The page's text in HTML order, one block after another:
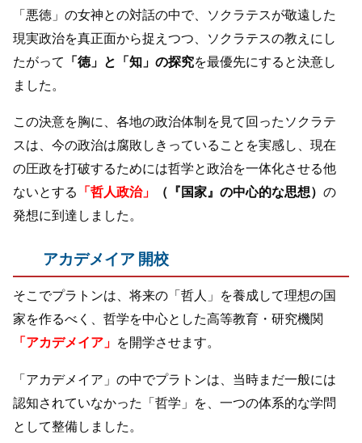
「悪徳」の女神との対話の中で、ソクラテスが敬遠した
現実政治を真正面から捉えつつ、ソクラテスの教えにし
たがって
「徳」と「知」の探究を最優先にすると決意し
ました。
この決意を胸に、各地の政治体制を見て回ったソクラテ
スは、今の政治は腐敗しきっていることを実感し、現在
の圧政を打破するためには哲学と政治を一体化させる他
ないとする
「哲人政治」 （『国家』の中心的な思想）の
発想に到達しました。
アカデメイア 開校
そこでプラトンは、将来の「哲人」を養成して理想の国
家を作るべく、哲学を中心とした高等教育・研究機関
「アカデメイア」 を開学させます。
「アカデメイア」の中でプラトンは、当時まだ一般には
認知されていなかった「哲学」を、一つの体系的な学問
として整備しました。